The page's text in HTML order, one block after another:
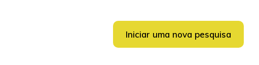
Iniciar uma nova pesquisa